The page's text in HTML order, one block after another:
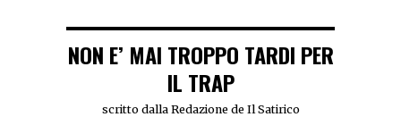
NON E’ MAI TROPPO TARDI PER
IL TRAP
scritto dalla Redazione de Il Satirico